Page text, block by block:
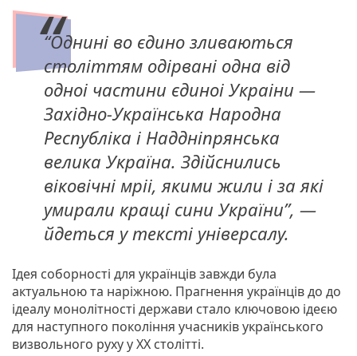
“Однині во єдино зливаються
століттям одірвані одна від
одноі частини єдиноі Украіни —
Західно-Українська Народна
Республіка і Наддніпрянська
велика Україна. Здійснились
віковічні мріі, якими жили і за які
умирали кращі сини України”, —
йдеться у тексті універсалу.
Ідея соборності для українців завжди була
актуальною та наріжною. Прагнення українців до до
ідеалу монолітності держави стало ключовою ідеєю
для наступного покоління учасників українського
визвольного руху у XX столітті.